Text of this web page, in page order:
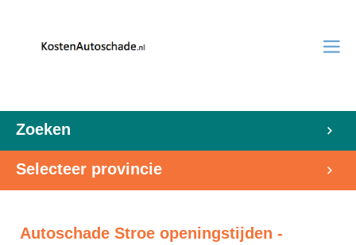
Zoeken
Selecteer provincie
Autoschade Stroe openingstijden -